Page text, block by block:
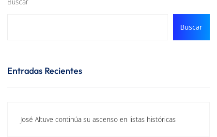
Buscar
Entradas Recientes
José Altuve continúa su ascenso en listas históricas